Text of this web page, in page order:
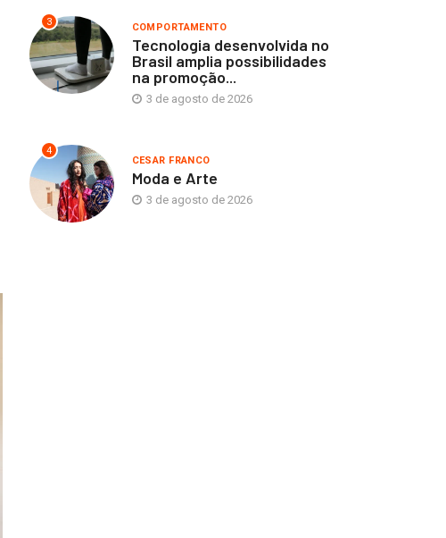
3 COMPORTAMENTO
Tecnologia desenvolvida no
Brasil amplia possibilidades
na promoção...
3 de agosto de 2026
4
CESAR FRANCO
Moda e Arte
3 de agosto de 2026